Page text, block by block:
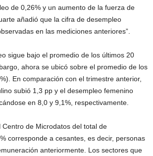
de 0,26% y un aumento de la fuerza de
añadió que la cifra de desempleo
en las mediciones anteriores”.
sigue bajo el promedio de los últimos 20
ahora se ubicó sobre el promedio de los
En comparación con el trimestre anterior,
subió 1,3 pp y el desempleo femenino
en 8,0 y 9,1%, respectivamente.
Centro de Microdatos del total de
corresponde a cesantes, es decir, personas
anteriormente. Los sectores que